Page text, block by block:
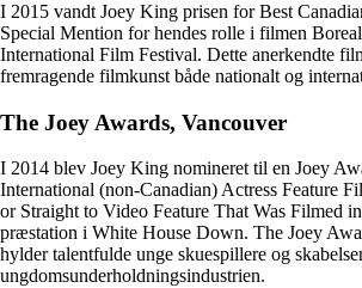
I 2015 vandt Joey King prisen for Best
Special Mention for hendes rolle i filmen
International Film Festival. Dette anerkendte
fremragende filmkunst både nationalt og
The Joey Awards, Vancouver
I 2014 blev Joey King nomineret til en Joey
International (non-Canadian) Actress Feature
or Straight to Video Feature That Was Filmed
præstation i White House Down. The Joey
hylder talentfulde unge skuespillere og
ungdomsunderholdningsindustrien.